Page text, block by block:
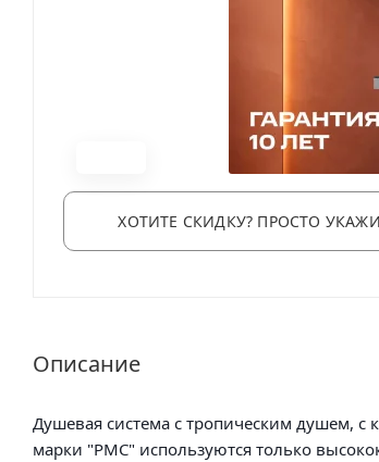
ХОТИТЕ СКИДКУ? ПРОСТО
Описание
Душевая система с тропическим душем,
марки "РМС"